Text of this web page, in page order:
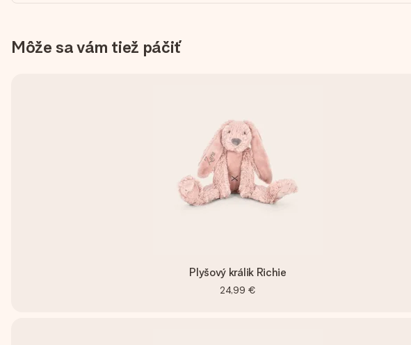
Môže sa vám tiež páčiť
Plyšový králik Richie
24,99 €